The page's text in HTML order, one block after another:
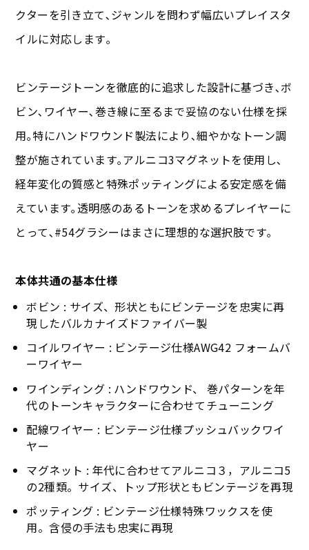
クターを引き立て､ジャンルを問わず幅広いプレイスタ
イルに対応します｡
ビンテージトーンを徹底的に追求した設計に基づき､ボ
ビン､ワイヤー､巻き線に至るまで妥協のない仕様を採
用｡特にハンドワウンド製法により､細やかなトーン調
整が施されています｡アルニコ3マグネットを使用し､
経年変化の質感と特殊ポッティングによる安定感を備
えています｡透明感のあるトーンを求めるプレイヤーに
とって､#54グラシーはまさに理想的な選択肢です｡
本体共通の基本仕様
ボビン : サイズ、形状ともにビンテージを忠実に再
現したバルカナイズドファイバー製
コイルワイヤー : ビンテージ仕様AWG42 フォームバ
ーワイヤー
ワインディング : ハンドワウンド、 巻パターンを年
代のトーンキャラクターに合わせてチューニング
配線ワイヤー : ビンテージ仕様プッシュバックワイ
ヤー
マグネット : 年代に合わせてアルニコ３，アルニコ5
の2種類。サイズ、トップ形状ともビンテージを再現
ポッティング : ビンテージ仕様特殊ワックスを使
用。含侵の手法も忠実に再現